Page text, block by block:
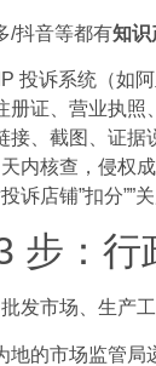
/抖音等都有知识
投诉系统（如阿
册证、营业执照
接、截图、证据
内核查，侵权
诉店铺”扣分””关
步：行
发市场、生产工
地的市场监管局